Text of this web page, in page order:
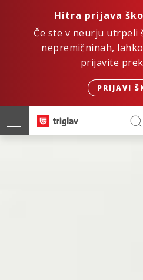
Hitra prijava
Če ste v neurju utrpeli
nepremičninah,
prijavite
PRIJAVI